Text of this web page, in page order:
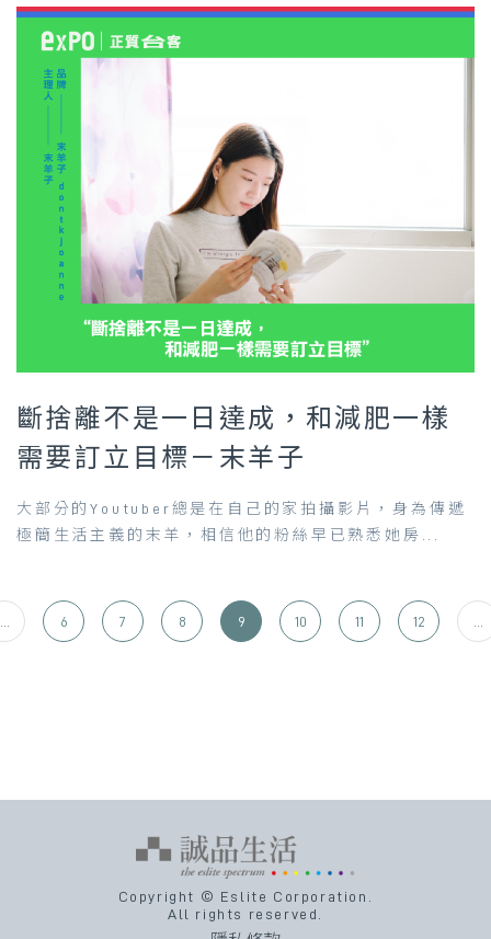
斷捨離不是一日達成，和減肥一樣
需要訂立目標－末羊子
大部分的Youtuber總是在自己的家拍攝影片，身為傳遞
極簡生活主義的末羊，相信他的粉絲早已熟悉她房...
6 7 8 9 10 11 12
Copyright © Eslite Corporation.
All rights reserved.